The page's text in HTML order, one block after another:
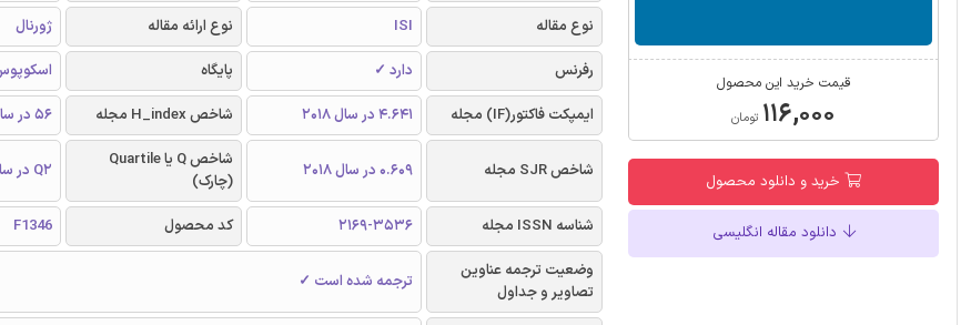
قیمت خرید این محصول
۱۱۶,۰۰۰ تومان
خرید و دانلود محصول
دانلود مقاله انگلیسی
نوع مقاله
ISI نوع ارائه مقاله
ژورنال
رفرنس
دارد ✓ پایگاه
ایمپکت فاکتور(IF) مجله
4.641 در سال 2018 شاخص H_index مجله 56 در سال 2018
شاخص SJR مجله 0.609 در سال 2018
شاخص Q یا Quartile
(چارک)
Q2 در سال 2018
شناسه ISSN مجله 2169-3536 کد محصول
F1346
وضعیت ترجمه عناوین
تصاویر و جداول
ترجمه شده است ✓